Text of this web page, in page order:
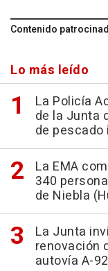
Contenido
Lo más leído
La Policía
de la Junta
de
La EMA
340
de Niebla
La Junta
renovación
autovía A-